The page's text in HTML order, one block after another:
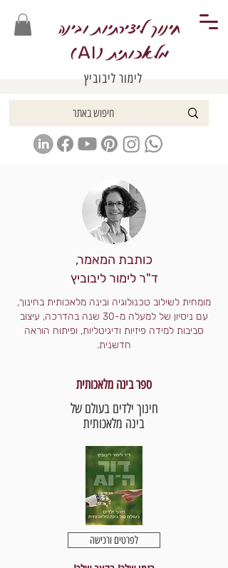
חינוך ליצירתיות ובינה
מלאכותית (AI
)
לימור ליבוביץ
כותבת המאמר,
ד"ר לימור ליבוביץ
מומחית לשילוב טכנולוגיה ובינה מלאכותית בחינוך,
עם ניסיון של למעלה מ-30 שנה בהדרכה, עיצוב
סביבות למידה פיזיות ודיגיטליות, ופיתוח הוראה
חדשנית.
ספר בינה מלאכותית
חינוך ילדים בעולם של
בינה מלאכותית
לפרטים ורכישה